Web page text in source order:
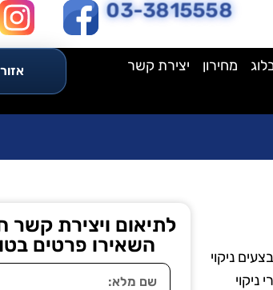
03-3815558
מחירון יצירת קשר
ניקוי
לתיאום ויצירת קשר
השאירו פרטים